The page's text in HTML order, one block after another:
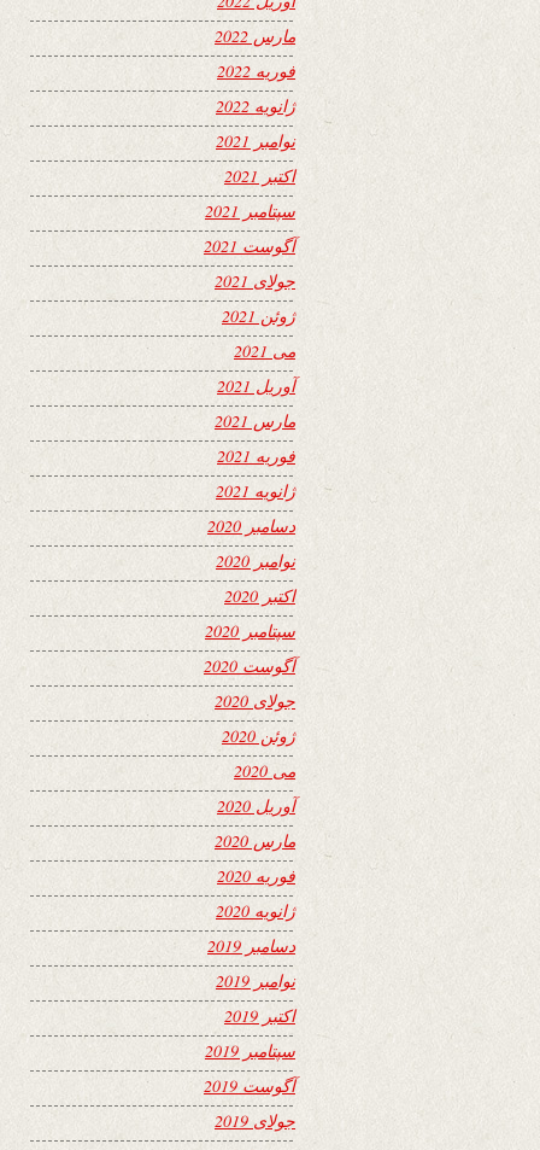
مارس 2022
فوریه 2022
ژانویه 2022
نوامبر 2021
اکتبر 2021
سپتامبر 2021
آگوست 2021
جولای 2021
ژوئن 2021
می 2021
آوریل 2021
مارس 2021
فوریه 2021
ژانویه 2021
دسامبر 2020
نوامبر 2020
اکتبر 2020
سپتامبر 2020
آگوست 2020
جولای 2020
ژوئن 2020
می 2020
آوریل 2020
مارس 2020
فوریه 2020
ژانویه 2020
دسامبر 2019
نوامبر 2019
اکتبر 2019
سپتامبر 2019
آگوست 2019
جولای 2019